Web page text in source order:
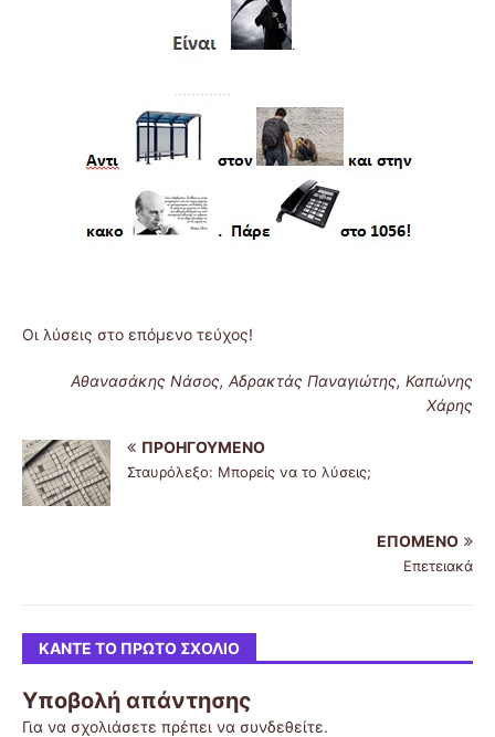
Οι λύσεις στο επόμενο τεύχος!
Αθανασάκης Νάσος, Αδρακτάς Παναγιώτης, Καπώνης
Χάρης
ΠΡΟΗΓΟΎΜΕΝΟ
Σταυρόλεξο: Μπορείς να το λύσεις;
ΕΠΌΜΕΝΟ
Επετειακά
ΚΆΝΤΕ ΤΟ ΠΡΏΤΟ ΣΧΌΛΙΟ
Υποβολή απάντησης
Για να σχολιάσετε πρέπει να συνδεθείτε.